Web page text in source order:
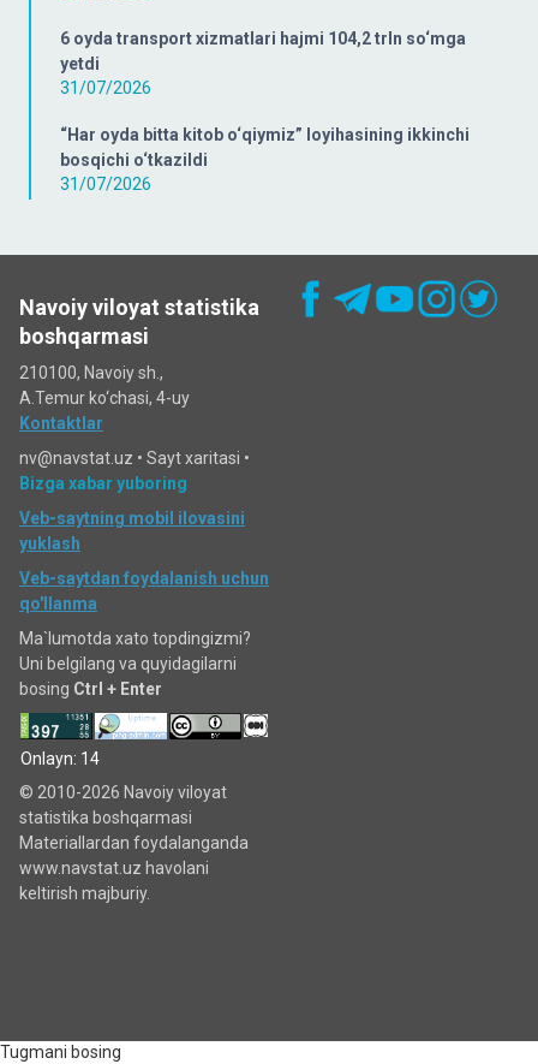
6 oyda transport xizmatlari hajmi 104,2 trln so‘mga
yetdi
31/07/2026
“Har oyda bitta kitob o‘qiymiz” loyihasining ikkinchi
bosqichi o‘tkazildi
31/07/2026
Navoiy viloyat statistika
boshqarmasi
210100, Navoiy sh.,
A.Temur ko‘chаsi, 4-uy
Kontaktlar
nv@navstat.uz • Sayt xaritasi •
Bizga xabar yuboring
Veb-saytning mobil ilovasini
yuklash
Veb-saytdan foydalanish uchun
qo'llanma
Ma`lumotda xato topdingizmi?
Uni belgilang va quyidagilarni
bosing Ctrl + Enter
Onlayn: 14
© 2010-2026 Navoiy viloyat
statistika boshqarmasi
Materiallardan foydalanganda
www.navstat.uz havolani
keltirish majburiy.
Tugmani bosing